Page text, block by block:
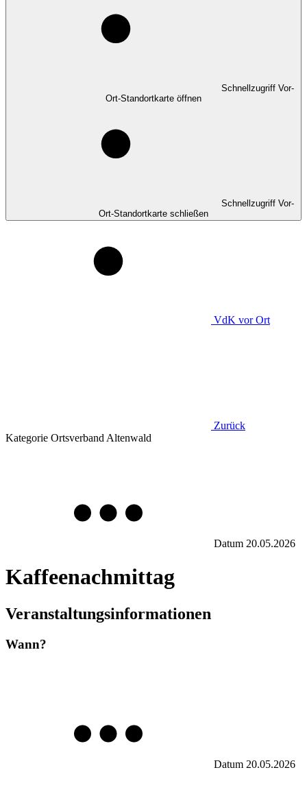
Schnellzugriff Vor-
Ort-Standortkarte öffnen
Schnellzugriff Vor-
Ort-Standortkarte schließen
VdK vor Ort
Zurück
Kategorie Ortsverband Altenwald
Datum 20.05.2026
Kaffeenachmittag
Veranstaltungsinformationen
Wann?
Datum 20.05.2026